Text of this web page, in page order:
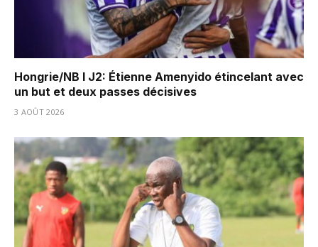
Hongrie/NB I J2: Étienne Amenyido étincelant avec
un but et deux passes décisives
3 AOÛT 2026